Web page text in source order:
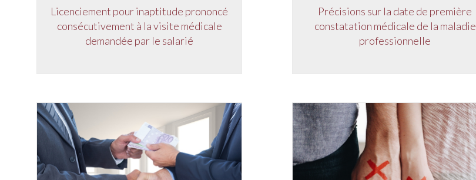
Licenciement pour inaptitude prononcé
consécutivement à la visite médicale
demandée par le salarié
Précisions sur la date de première
constatation médicale de la maladie
professionnelle